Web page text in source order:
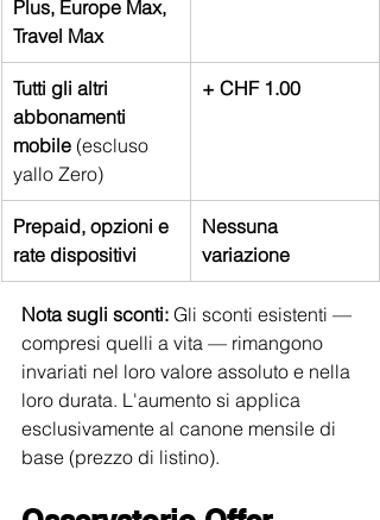
Plus, Europe Max,
Travel Max
Tutti gli altri
abbonamenti
mobile (escluso
yallo Zero)
+ CHF 1.00
Prepaid, opzioni e
rate dispositivi
Nessuna
variazione
Nota sugli sconti: Gli sconti esistenti —
compresi quelli a vita — rimangono
invariati nel loro valore assoluto e nella
loro durata. L'aumento si applica
esclusivamente al canone mensile di
base (prezzo di listino).